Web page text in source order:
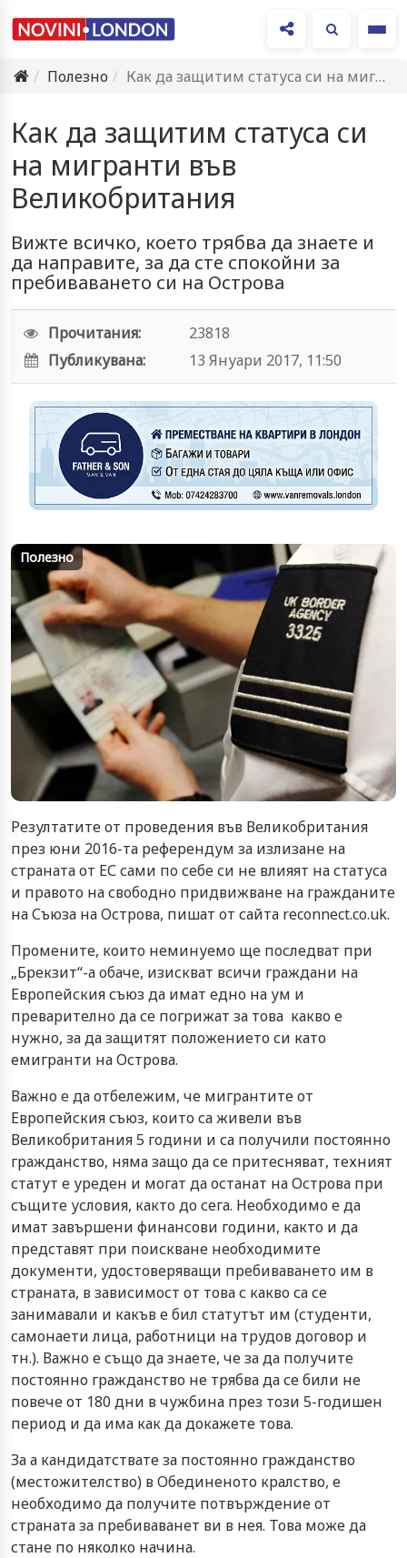
Полезно
Как да защитим статуса си на мигранти във Великобритания
Как да защитим статуса си
на мигранти във
Великобритания
Вижте всичко, което трябва да знаете и
да направите, за да сте спокойни за
пребиваването си на Острова
Прочитания:
23818
Публикувана:
13 Януари 2017, 11:50
Полезно
Резултатите от проведения във Великобритания
през юни 2016-та референдум за излизане на
страната от ЕС сами по себе си не влияят на статуса
и правото на свободно придвижване на гражданите
на Съюза на Острова, пишат от сайта reconnect.co.uk.
Промените, които неминуемо ще последват при
„Брекзит“-а обаче, изискват всичи граждани на
Европейския съюз да имат едно на ум и
преварително да се погрижат за това какво е
нужно, за да защитят положението си като
емигранти на Острова.
Важно е да отбележим, че мигрантите от
Европейския съюз, които са живели във
Великобритания 5 години и са получили постоянно
гражданство, няма защо да се притесняват, техният
статут е уреден и могат да останат на Острова при
същите условия, както до сега. Необходимо е да
имат завършени финансови години, както и да
представят при поискване необходимите
документи, удостоверяващи пребиваването им в
страната, в зависимост от това с какво са се
занимавали и какъв е бил статутът им (студенти,
самонаети лица, работници на трудов договор и
тн.). Важно е също да знаете, че за да получите
постоянно гражданство не трябва да се били не
повече от 180 дни в чужбина през този 5-годишен
период и да има как да докажете това.
За а кандидатствате за постоянно гражданство
(местожителство) в Обединеното кралство, е
необходимо да получите потвърждение от
страната за пребиваванет ви в нея. Това може да
стане по няколко начина.